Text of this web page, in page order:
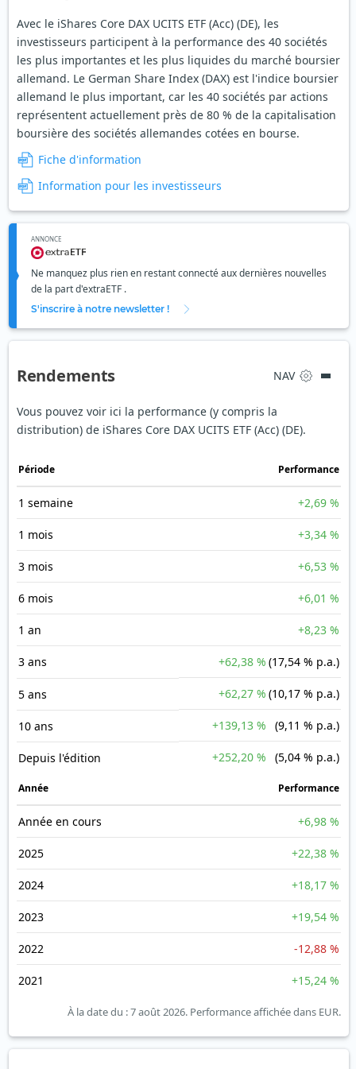
Avec le iShares Core DAX UCITS ETF (Acc) (DE), les
investisseurs participent à la performance des 40 sociétés
les plus importantes et les plus liquides du marché boursier
allemand. Le German Share Index (DAX) est l'indice boursier
allemand le plus important, car les 40 sociétés par actions
représentent actuellement près de 80 % de la capitalisation
boursière des sociétés allemandes cotées en bourse.
Fiche d'information
Information pour les investisseurs
ANNONCE
Ne manquez plus rien en restant connecté aux dernières nouvelles
de la part d'extraETF .
S'inscrire à notre newsletter !
Rendements NAV
Vous pouvez voir ici la performance (y compris la
distribution) de iShares Core DAX UCITS ETF (Acc) (DE).
Période Performance
1 semaine +2,69 %
1 mois +3,34 %
3 mois +6,53 %
6 mois +6,01 %
1 an +8,23 %
3 ans +62,38 % (17,54 % p.a.)
5 ans +62,27 % (10,17 % p.a.)
10 ans +139,13 % (9,11 % p.a.)
Depuis l'édition +252,20 % (5,04 % p.a.)
Année Performance
Année en cours +6,98 %
2025 +22,38 %
2024 +18,17 %
2023 +19,54 %
2022 -12,88 %
2021 +15,24 %
À la date du : 7 août 2026. Performance affichée dans EUR.